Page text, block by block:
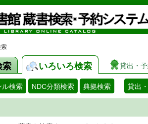
索 いろいろ検索 貸出・
ル検索 NDC分類検索 典拠検索 貸出